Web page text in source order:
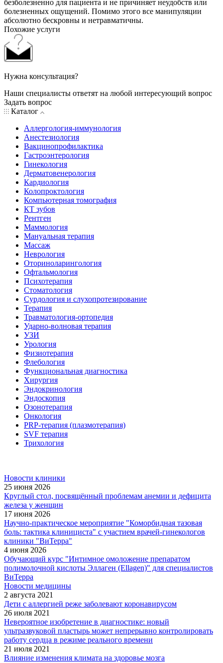
безболезненно для пациента и не причиняет неудобств или
болезненных ощущений. Помимо этого все манипуляции
абсолютно бескровны и нетравматичны.
Похожие услуги
Нужна консультация?
Наши специалисты ответят на любой интересующий вопрос
Задать вопрос
Каталог
Аллергология-иммунология
Анестезиология
Вакцинопрофилактика
Гастроэнтерология
Гинекология
Дерматовенерология
Кардиология
Колопроктология
Компьютерная томография
КТ зубов
Рентген
Маммология
Мануальная терапия
Массаж
Неврология
Оториноларингология
Офтальмология
Психотерапия
Стоматология
Сурдология и слухопротезирование
Терапия
Травматология-ортопедия
Ударно-волновая терапия
УЗИ
Урология
Физиотерапия
Флебология
Функциональная диагностика
Хирургия
Эндокринология
Эндоскопия
Озонотерапия
Онкология
PRP-терапия (плазмотерапия)
SVF терапия
Трихология
Новости клиники
25 июня 2026
Круглый стол, посвящённый проблемам анемии и дефицита
железа у женщин
17 июня 2026
Научно-практическое мероприятие "Коморбидная тазовая
боль: тактика клинициста" с участием врачей-гинекологов
клиники "ВиТерра"
4 июня 2026
Обучающий курс "Интимное омоложение препаратом
полимолочной кислоты Эллаген (Ellagen)" для специалистов
ВиТерра
Новости медицины
2 августа 2021
Дети с аллергией реже заболевают коронавирусом
26 июля 2021
Невероятное изобретение в диагностике: новый
ультразвуковой пластырь может непрерывно контролировать
работу сердца в режиме реального времени
21 июля 2021
Влияние изменения климата на здоровье мозга